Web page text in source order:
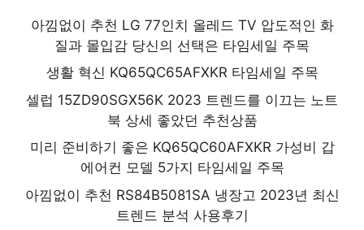
아낌없이 추천 LG 77인치 올레드 TV 압도적인 화
질과 몰입감 당신의 선택은 타임세일 주목
생활 혁신 KQ65QC65AFXKR 타임세일 주목
셀럽 15ZD90SGX56K 2023 트렌드를 이끄는 노트
북 상세 좋았던 추천상품
미리 준비하기 좋은 KQ65QC60AFXKR 가성비 갑
에어컨 모델 5가지 타임세일 주목
아낌없이 추천 RS84B5081SA 냉장고 2023년 최신
트렌드 분석 사용후기